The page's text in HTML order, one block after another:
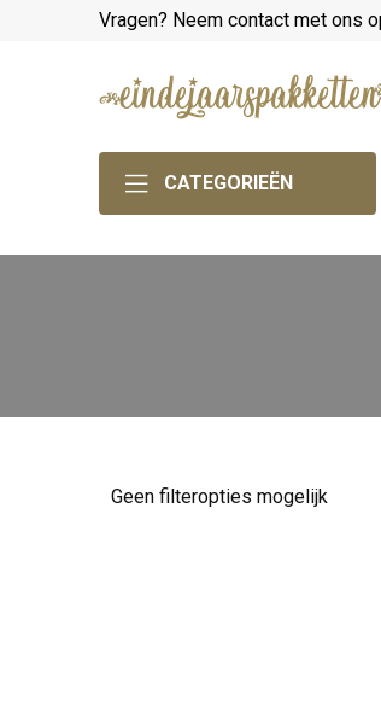
Vragen? Neem contact met ons
CATEGORIEËN
Geen filteropties mogelijk